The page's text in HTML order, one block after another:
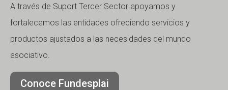
A través de Suport Tercer Sector apoyamos y
fortalecemos las entidades ofreciendo servicios y
productos ajustados a las necesidades del mundo
asociativo.
Conoce Fundesplai